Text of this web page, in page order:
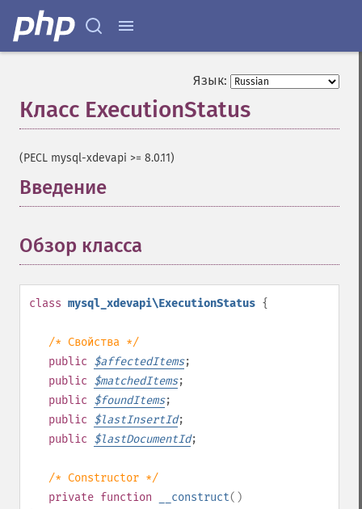
Язык:
Класс ExecutionStatus
(PECL mysql-xdevapi >= 8.0.11)
Введение
Обзор класса
class mysql_xdevapi\ExecutionStatus {
/* Свойства */
public $affectedItems;
public $matchedItems;
public $foundItems;
public $lastInsertId;
public $lastDocumentId;
/* Constructor */
private function __construct()